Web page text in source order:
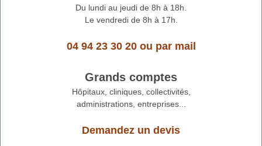
Du lundi au jeudi de 8h à 18h.
Le vendredi de 8h à 17h.
04 94 23 30 20ou par mail
Grands comptes
Hôpitaux, cliniques, collectivités,
administrations, entreprises...
Demandez un devis